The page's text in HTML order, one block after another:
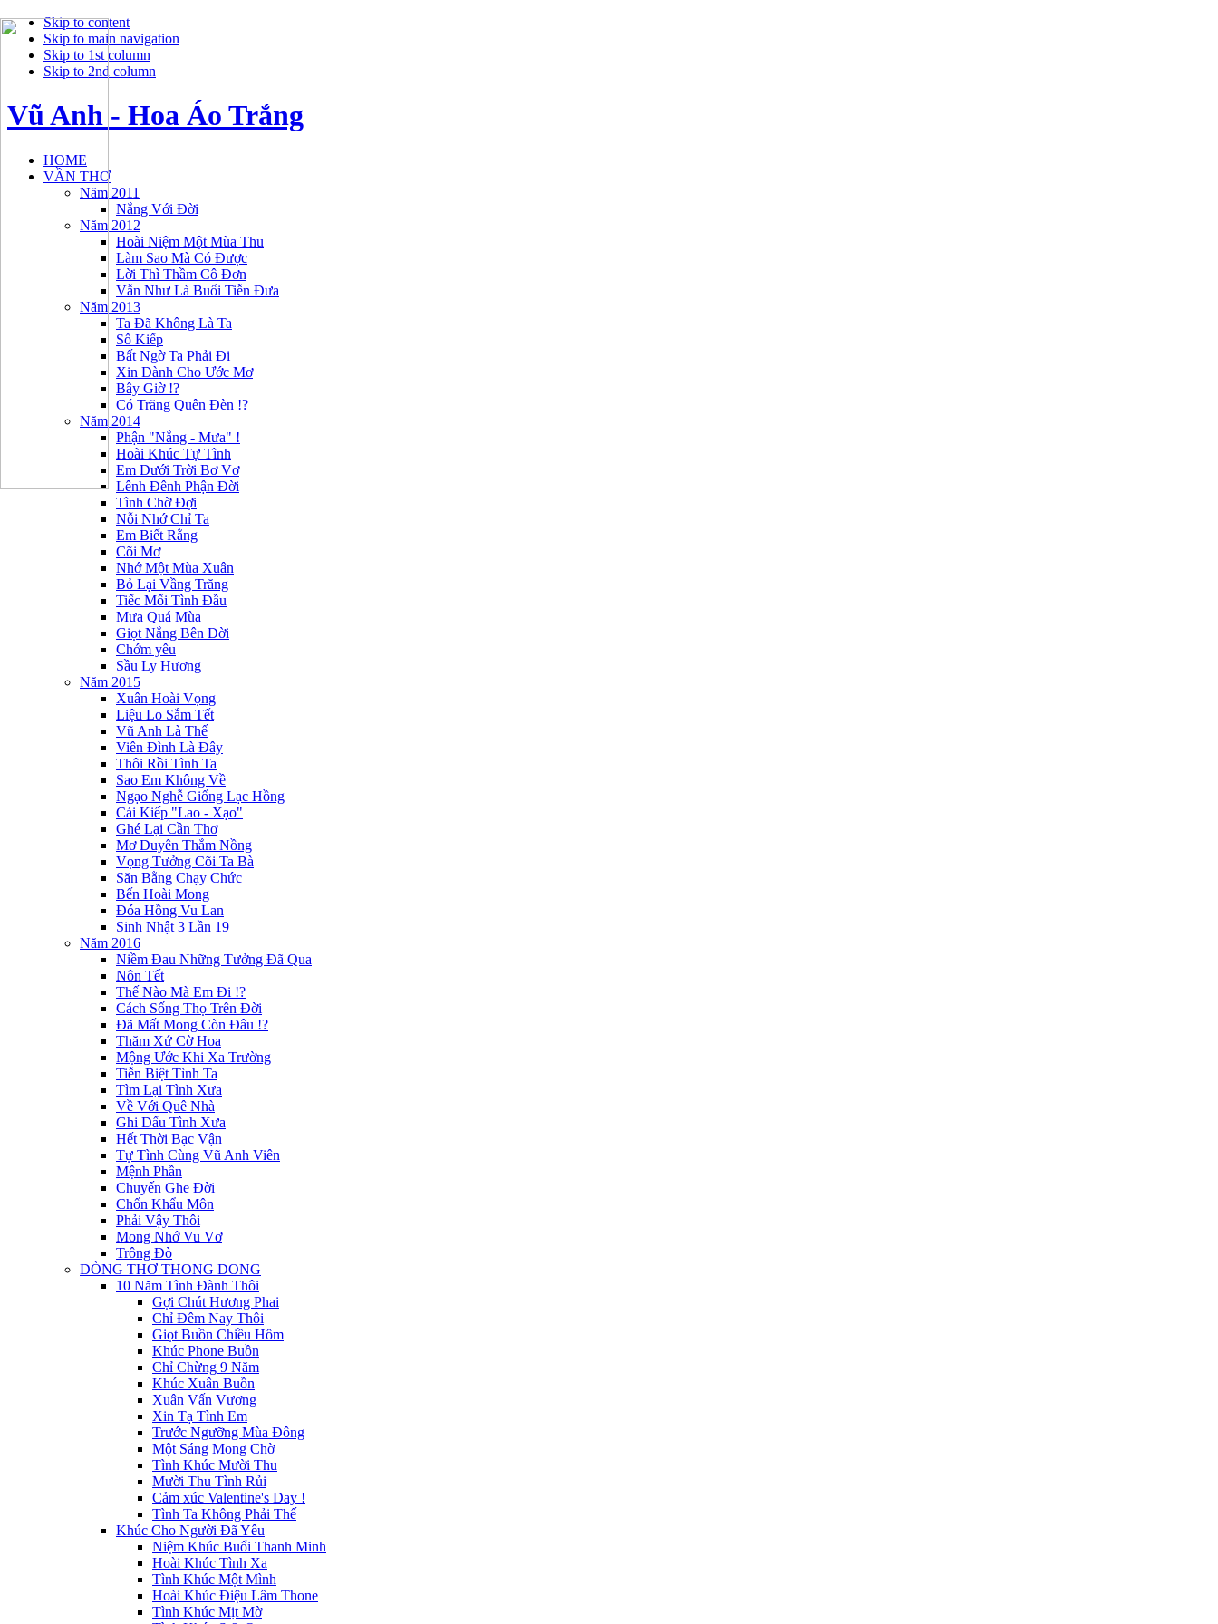
Skip to content
Skip to main navigation
Skip to 1st column
Skip to 2nd column
Vũ Anh - Hoa Áo Trắng
HOME
VẦN THƠ
Năm 2011
Nắng Với Đời
Năm 2012
Hoài Niệm Một Mùa Thu
Làm Sao Mà Có Được
Lời Thì Thầm Cô Đơn
Vẫn Như Là Buổi Tiễn Đưa
Năm 2013
Ta Đã Không Là Ta
Số Kiếp
Bất Ngờ Ta Phải Đi
Xin Dành Cho Ước Mơ
Bây Giờ !?
Có Trăng Quên Đèn !?
Năm 2014
Phận "Nắng - Mưa" !
Hoài Khúc Tự Tình
Em Dưới Trời Bơ Vơ
Lênh Đênh Phận Đời
Tình Chờ Đợi
Nỗi Nhớ Chỉ Ta
Em Biết Rằng
Cõi Mơ
Nhớ Một Mùa Xuân
Bỏ Lại Vầng Trăng
Tiếc Mối Tình Đầu
Mưa Quá Mùa
Giọt Nắng Bên Đời
Chớm yêu
Sầu Ly Hương
Năm 2015
Xuân Hoài Vọng
Liệu Lo Sắm Tết
Vũ Anh Là Thế
Viên Đình Là Đây
Thôi Rồi Tình Ta
Sao Em Không Về
Ngạo Nghễ Giống Lạc Hồng
Cái Kiếp "Lao - Xạo"
Ghé Lại Cần Thơ
Mơ Duyên Thắm Nồng
Vọng Tưởng Cõi Ta Bà
Săn Bằng Chạy Chức
Bến Hoài Mong
Đóa Hồng Vu Lan
Sinh Nhật 3 Lần 19
Năm 2016
Niềm Đau Những Tưởng Đã Qua
Nôn Tết
Thế Nào Mà Em Đi !?
Cách Sống Thọ Trên Đời
Đã Mất Mong Còn Đâu !?
Thăm Xứ Cờ Hoa
Mộng Ước Khi Xa Trường
Tiễn Biệt Tình Ta
Tìm Lại Tình Xưa
Về Với Quê Nhà
Ghi Dấu Tình Xưa
Hết Thời Bạc Vận
Tự Tình Cùng Vũ Anh Viên
Mệnh Phần
Chuyến Ghe Đời
Chốn Khẩu Môn
Phải Vậy Thôi
Mong Nhớ Vu Vơ
Trông Đò
DÒNG THƠ THONG DONG
10 Năm Tình Đành Thôi
Gợi Chút Hương Phai
Chỉ Đêm Nay Thôi
Giọt Buồn Chiều Hôm
Khúc Phone Buồn
Chỉ Chừng 9 Năm
Khúc Xuân Buồn
Xuân Vấn Vương
Xin Tạ Tình Em
Trước Ngưỡng Mùa Đông
Một Sáng Mong Chờ
Tình Khúc Mười Thu
Mười Thu Tình Rủi
Cảm xúc Valentine's Day !
Tình Ta Không Phải Thế
Khúc Cho Người Đã Yêu
Niệm Khúc Buổi Thanh Minh
Hoài Khúc Tình Xa
Tình Khúc Một Mình
Hoài Khúc Điệu Lâm Thone
Tình Khúc Mịt Mờ